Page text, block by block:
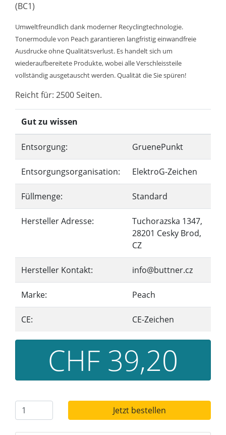
(BC1)
Umweltfreundlich dank moderner Recyclingtechnologie.
Tonermodule von Peach garantieren langfristig einwandfreie
Ausdrucke ohne Qualitätsverlust. Es handelt sich um
wiederaufbereitete Produkte, wobei alle Verschleissteile
vollständig ausgetauscht werden. Qualität die Sie spüren!
Reicht für: 2500 Seiten.
Gut zu wissen
Entsorgung: GruenePunkt
Entsorgungsorganisation: ElektroG-Zeichen
Füllmenge: Standard
Hersteller Adresse:
Tuchorazska 1347,
28201 Cesky Brod,
CZ
Hersteller Kontakt: info@buttner.cz
Marke: Peach
CE: CE-Zeichen
CHF 39,20
Jetzt bestellen